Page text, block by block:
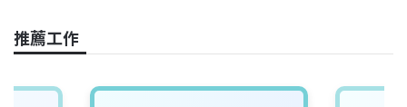
o
k
n
k
推薦工作